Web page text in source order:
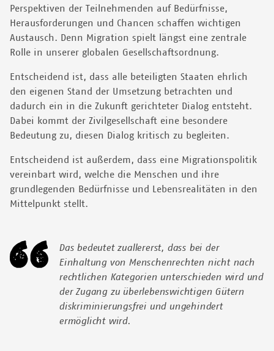
Perspektiven der Teilnehmenden auf Bedürfnisse,
Herausforderungen und Chancen schaffen wichtigen
Austausch. Denn Migration spielt längst eine zentrale
Rolle in unserer globalen Gesellschaftsordnung.
Entscheidend ist, dass alle beteiligten Staaten ehrlich
den eigenen Stand der Umsetzung betrachten und
dadurch ein in die Zukunft gerichteter Dialog entsteht.
Dabei kommt der Zivilgesellschaft eine besondere
Bedeutung zu, diesen Dialog kritisch zu begleiten.
Entscheidend ist außerdem, dass eine Migrationspolitik
vereinbart wird, welche die Menschen und ihre
grundlegenden Bedürfnisse und Lebensrealitäten in den
Mittelpunkt stellt.
Das bedeutet zuallererst, dass bei der
Einhaltung von Menschenrechten nicht nach
rechtlichen Kategorien unterschieden wird und
der Zugang zu überlebenswichtigen Gütern
diskriminierungsfrei und ungehindert
ermöglicht wird.